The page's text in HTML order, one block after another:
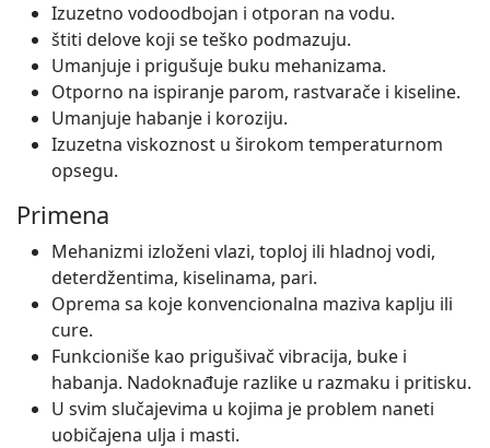
Izuzetno vodoodbojan i otporan na vodu.
štiti delove koji se teško podmazuju.
Umanjuje i prigušuje buku mehanizama.
Otporno na ispiranje parom, rastvarače i kiseline.
Umanjuje habanje i koroziju.
Izuzetna viskoznost u širokom temperaturnom
opsegu.
Primena
Mehanizmi izloženi vlazi, toploj ili hladnoj vodi,
deterdžentima, kiselinama, pari.
Oprema sa koje konvencionalna maziva kaplju ili
cure.
Funkcioniše kao prigušivač vibracija, buke i
habanja. Nadoknađuje razlike u razmaku i pritisku.
U svim slučajevima u kojima je problem naneti
uobičajena ulja i masti.